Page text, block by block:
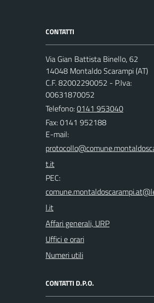
CONTATTI
Via Gian Battista Binello, 62
14048 Montaldo Scarampi (AT)
C.F. 82002290052 - P.Iva:
00631870052
Telefono:0141 953040
Fax: 0141 952188
E-mail:
PEC:
Affari generali, URP
Uffici e orari
Numeri utili
CONTATTI D.P.O.